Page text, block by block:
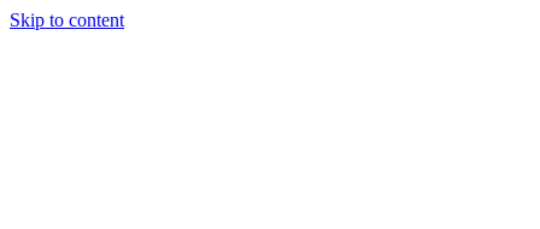
Skip to content